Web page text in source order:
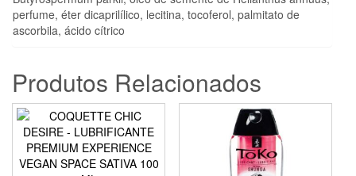
perfume, éter dicaprilílico, lecitina, tocoferol, palmitato de
ascorbila, ácido cítrico
Produtos Relacionados